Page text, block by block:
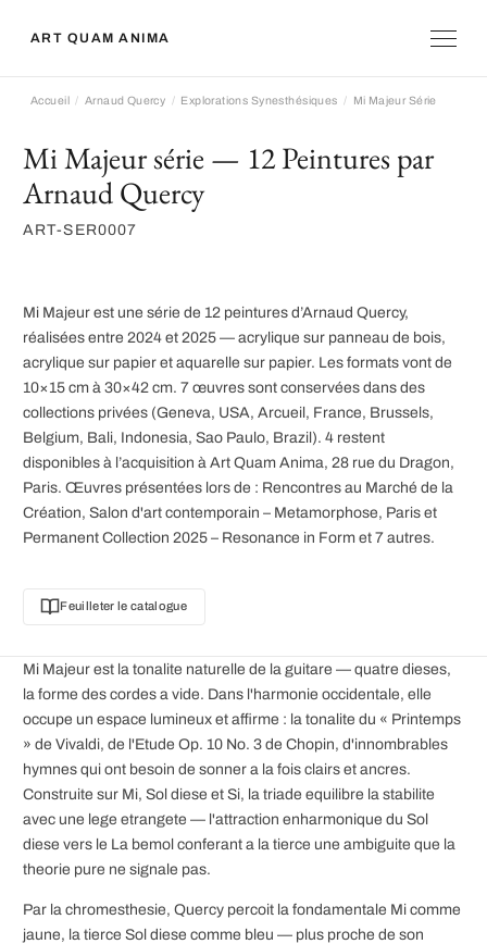
ART QUAM ANIMA
Accueil Arnaud Quercy Explorations Synesthésiques Mi Majeur Série
Mi Majeur série — 12 Peintures par
Arnaud Quercy
ART-SER0007
Mi Majeur est une série de 12 peintures d’Arnaud Quercy,
réalisées entre 2024 et 2025 — acrylique sur panneau de bois,
acrylique sur papier et aquarelle sur papier. Les formats vont de
10×15 cm à 30×42 cm. 7 œuvres sont conservées dans des
collections privées (Geneva, USA, Arcueil, France, Brussels,
Belgium, Bali, Indonesia, Sao Paulo, Brazil). 4 restent
disponibles à l’acquisition à Art Quam Anima, 28 rue du Dragon,
Paris. Œuvres présentées lors de : Rencontres au Marché de la
Création, Salon d'art contemporain – Metamorphose, Paris et
Permanent Collection 2025 – Resonance in Form et 7 autres.
Feuilleter le catalogue
Mi Majeur est la tonalite naturelle de la guitare — quatre dieses,
la forme des cordes a vide. Dans l'harmonie occidentale, elle
occupe un espace lumineux et affirme : la tonalite du « Printemps
» de Vivaldi, de l'Etude Op. 10 No. 3 de Chopin, d'innombrables
hymnes qui ont besoin de sonner a la fois clairs et ancres.
Construite sur Mi, Sol diese et Si, la triade equilibre la stabilite
avec une lege etrangete — l'attraction enharmonique du Sol
diese vers le La bemol conferant a la tierce une ambiguite que la
theorie pure ne signale pas.
Par la chromesthesie, Quercy percoit la fondamentale Mi comme
jaune, la tierce Sol diese comme bleu — plus proche de son